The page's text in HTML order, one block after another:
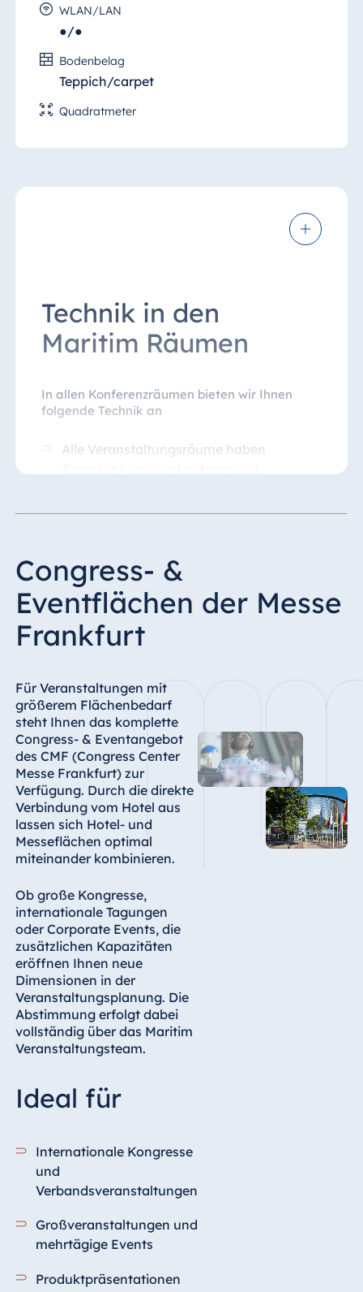
WLAN/LAN
●/●
Bodenbelag
Teppich/carpet
Quadratmeter
Technik in den
Maritim Räumen
In allen Konferenzräumen bieten wir Ihnen
folgende Technik an
Alle Veranstaltungsräume haben
In jeder Raumteilung freie 100 MHZ
Anschlüsse
In jeder Raumteilung EAD Verkabelung
(Koax RG 58)
Saal Maritim III, 10 Abhängepunkte à 75
kg, festinstallierte Bühne mit 28 qm, (7 x 4
m) und 60 cm Bühnenhöhe, Höhe bis
Bühnenvorhang 3,35 m, von der
Bühnenhöhe bis zur Bühnendecke 2,5 m
Eine Datenverbindung zu den
Räumlichkeiten des Congress Center
Messe
Veranstaltung alle gängigen
Tagungsausstattungen sowie Audio- und
Videotechnik an.
Alle Veranstaltungsräume sind mit fest
installierten Leinwänden ausgestattet.
Spezielle Wünsche, wie zum Beispiel
Simultanübersetzungssysteme, werden
problemlos erfüllt.
Congress- &
Eventflächen der Messe
Frankfurt
Für Veranstaltungen mit
größerem Flächenbedarf
steht Ihnen das komplette
Congress- & Eventangebot
des CMF (Congress Center
Messe Frankfurt) zur
Verfügung. Durch die direkte
Verbindung vom Hotel aus
lassen sich Hotel- und
Messeflächen optimal
miteinander kombinieren.
Ob große Kongresse,
internationale Tagungen
oder Corporate Events, die
zusätzlichen Kapazitäten
eröffnen Ihnen neue
Dimensionen in der
Veranstaltungsplanung. Die
Abstimmung erfolgt dabei
vollständig über das Maritim
Veranstaltungsteam.
Ideal für
Internationale Kongresse
und
Verbandsveranstaltungen
Großveranstaltungen und
mehrtägige Events
Produktpräsentationen